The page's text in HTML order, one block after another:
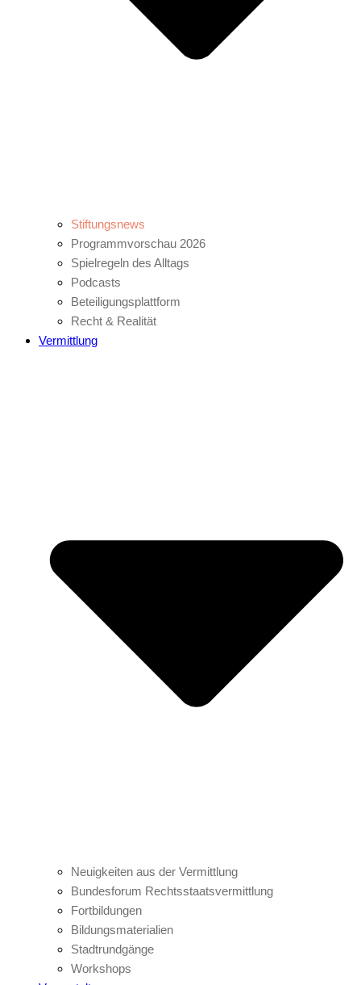
Stiftungsnews
Programmvorschau 2026
Spielregeln des Alltags
Podcasts
Beteiligungsplattform
Recht & Realität
Vermittlung
Neuigkeiten aus der Vermittlung
Bundesforum Rechtsstaatsvermittlung
Fortbildungen
Bildungsmaterialien
Stadtrundgänge
Workshops